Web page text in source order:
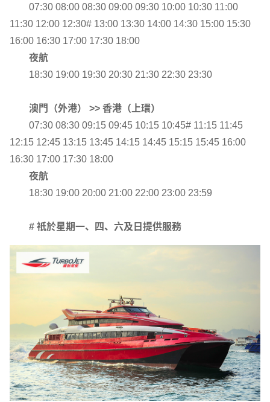
07:30 08:00 08:30 09:00 09:30 10:00 10:30 11:00
11:30 12:00 12:30# 13:00 13:30 14:00 14:30 15:00 15:30
16:00 16:30 17:00 17:30 18:00
夜航
18:30 19:00 19:30 20:30 21:30 22:30 23:30
澳門（外港） >> 香港（上環）
07:30 08:30 09:15 09:45 10:15 10:45# 11:15 11:45
12:15 12:45 13:15 13:45 14:15 14:45 15:15 15:45 16:00
16:30 17:00 17:30 18:00
夜航
18:30 19:00 20:00 21:00 22:00 23:00 23:59
# 衹於星期一、四、六及日提供服務